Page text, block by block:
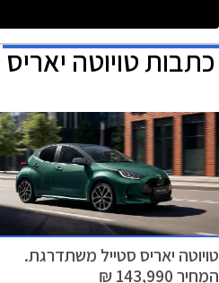
כתבותטויוטה יאריס
טויוטה יאריס סטייל משתדרגת.
המחיר 143,990 ₪